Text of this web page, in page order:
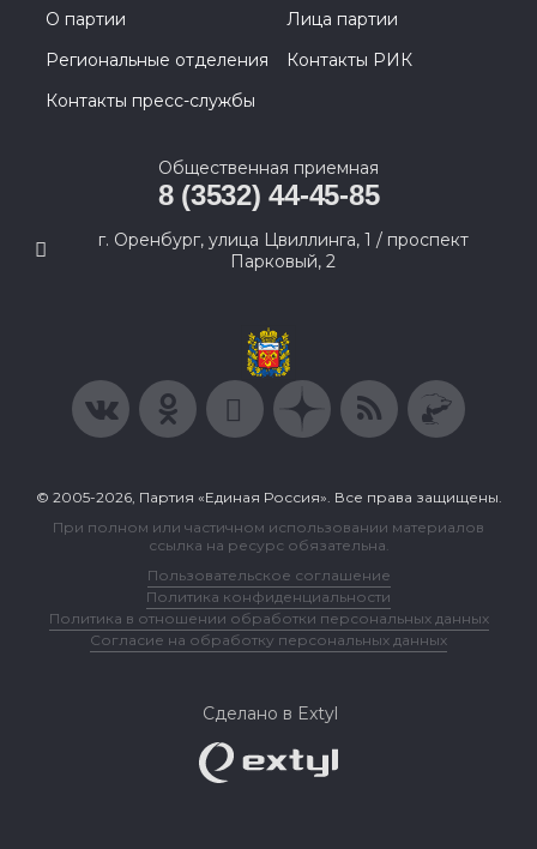
О партии
Лица партии
Региональные отделения
Контакты РИК
Контакты пресс-службы
Общественная приемная
8 (3532) 44-45-85
г. Оренбург, улица Цвиллинга, 1 / проспект
Парковый, 2
© 2005-2026, Партия «Единая Россия». Все права защищены.
При полном или частичном использовании материалов
ссылка на ресурс обязательна.
Пользовательское соглашение
Политика конфиденциальности
Политика в отношении обработки персональных данных
Согласие на обработку персональных данных
Сделано в Extyl